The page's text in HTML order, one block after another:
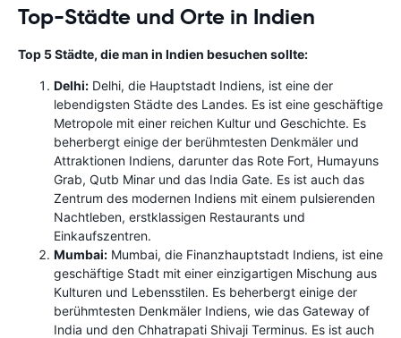
Top-Städte und Orte in Indien
Top 5 Städte, die man in Indien besuchen sollte:
Delhi: Delhi, die Hauptstadt Indiens, ist eine der
lebendigsten Städte des Landes. Es ist eine geschäftige
Metropole mit einer reichen Kultur und Geschichte. Es
beherbergt einige der berühmtesten Denkmäler und
Attraktionen Indiens, darunter das Rote Fort, Humayuns
Grab, Qutb Minar und das India Gate. Es ist auch das
Zentrum des modernen Indiens mit einem pulsierenden
Nachtleben, erstklassigen Restaurants und
Einkaufszentren.
Mumbai: Mumbai, die Finanzhauptstadt Indiens, ist eine
geschäftige Stadt mit einer einzigartigen Mischung aus
Kulturen und Lebensstilen. Es beherbergt einige der
berühmtesten Denkmäler Indiens, wie das Gateway of
India und den Chhatrapati Shivaji Terminus. Es ist auch